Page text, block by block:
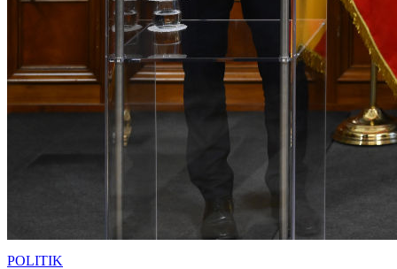
POLITIK